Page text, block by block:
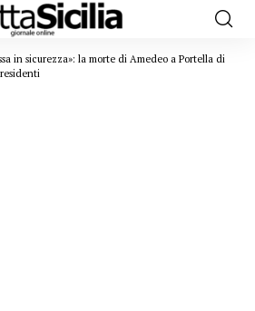
in sicurezza»: la morte di Amedeo a Portella di